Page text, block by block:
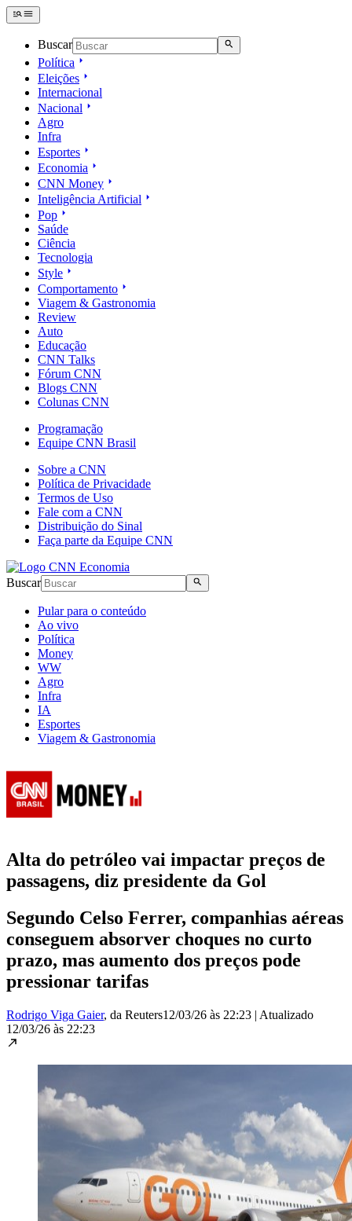
Buscar
Política
Eleições
Internacional
Nacional
Agro
Infra
Esportes
Economia
CNN Money
Inteligência Artificial
Pop
Saúde
Ciência
Tecnologia
Style
Comportamento
Viagem & Gastronomia
Review
Auto
Educação
CNN Talks
Fórum CNN
Blogs CNN
Colunas CNN
Programação
Equipe CNN Brasil
Sobre a CNN
Política de Privacidade
Termos de Uso
Fale com a CNN
Distribuição do Sinal
Faça parte da Equipe CNN
Buscar
Pular para o conteúdo
Ao vivo
Política
Money
WW
Agro
Infra
IA
Esportes
Viagem & Gastronomia
Alta do petróleo vai impactar preços de
passagens, diz presidente da Gol
Segundo Celso Ferrer, companhias aéreas
conseguem absorver choques no curto
prazo, mas aumento dos preços pode
pressionar tarifas
Rodrigo Viga Gaier, da Reuters12/03/26 às 22:23 | Atualizado
12/03/26 às 22:23